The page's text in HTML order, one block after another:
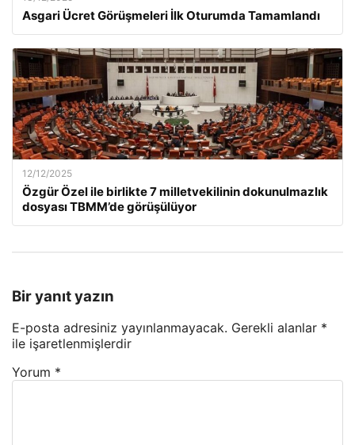
Asgari Ücret Görüşmeleri İlk Oturumda Tamamlandı
12/12/2025
Özgür Özel ile birlikte 7 milletvekilinin dokunulmazlık
dosyası TBMM’de görüşülüyor
Bir yanıt yazın
E-posta adresiniz yayınlanmayacak. Gerekli alanlar *
ile işaretlenmişlerdir
Yorum *